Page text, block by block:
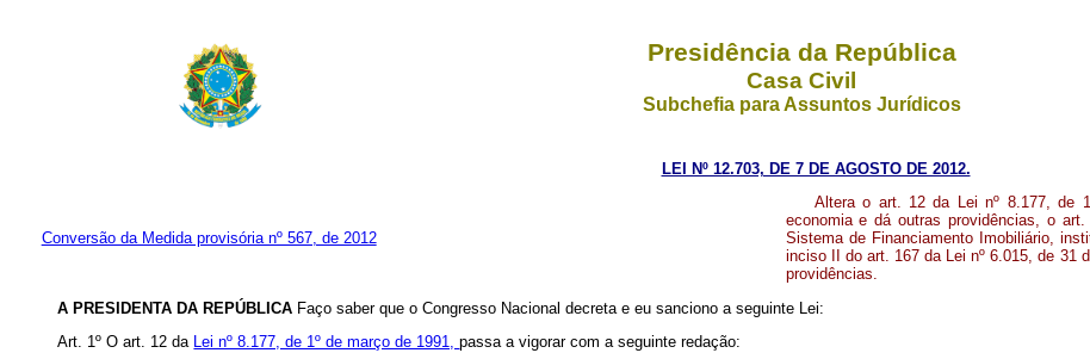
Presidência da República
Casa Civil
Subchefia para Assuntos Jurídicos
LEI Nº 12.703, DE 7 DE AGOSTO DE 2012.
Conversão da Medida provisória nº 567, de 2012
Altera o art. 12 da Lei nº 8.177, de
economia e dá outras providências, o
Sistema de Financiamento Imobiliário,
inciso II do art. 167 da Lei nº 6.015, de 31
providências.
A PRESIDENTA DA REPÚBLICA Faço saber que o Congresso Nacional decreta e eu sanciono a seguinte Lei:
Art. 1º O art. 12 da
Lei nº 8.177, de 1º de março de 1991,passa a vigorar com a seguinte redação: